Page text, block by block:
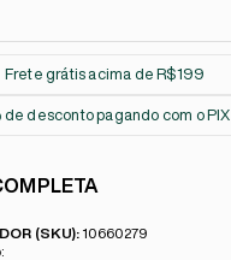
Frete grátis acima de R$199
de desconto pagando com o PIX
(SKU): 10660279